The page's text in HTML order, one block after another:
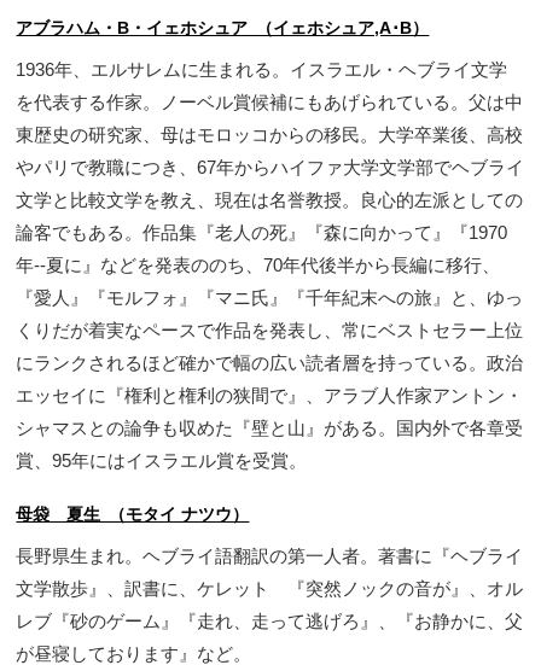
アブラハム・B・イェホシュア （イェホシュア,A･B）
1936年、エルサレムに生まれる。イスラエル・ヘブライ文学
を代表する作家。ノーベル賞候補にもあげられている。父は中
東歴史の研究家、母はモロッコからの移民。大学卒業後、高校
やパリで教職につき、67年からハイファ大学文学部でヘブライ
文学と比較文学を教え、現在は名誉教授。良心的左派としての
論客でもある。作品集『老人の死』『森に向かって』『1970
年--夏に』などを発表ののち、70年代後半から長編に移行、
『愛人』『モルフォ』『マニ氏』『千年紀末への旅』と、ゆっ
くりだが着実なペースで作品を発表し、常にベストセラー上位
にランクされるほど確かで幅の広い読者層を持っている。政治
エッセイに『権利と権利の狭間で』、アラブ人作家アントン・
シャマスとの論争も収めた『壁と山』がある。国内外で各章受
賞、95年にはイスラエル賞を受賞。
母袋 夏生 （モタイ ナツウ）
長野県生まれ。ヘブライ語翻訳の第一人者。著書に『ヘブライ
文学散歩』、訳書に、ケレット 『突然ノックの音が』、オル
レブ『砂のゲーム』『走れ、走って逃げろ』、『お静かに、父
が昼寝しております』など。